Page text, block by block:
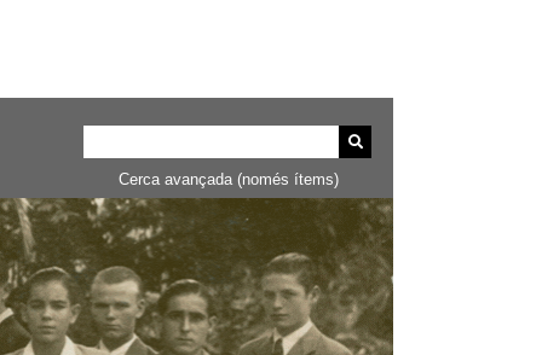
Cerca avançada (només ítems)